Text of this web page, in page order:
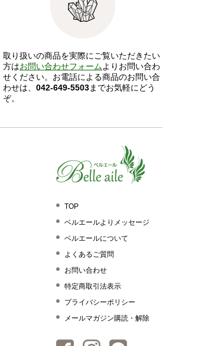
取り扱いの商品を実際にご覧いただきたい
方はお問い合わせフォームよりお問い合わ
せください。お電話による商品のお問い合
わせは、 042-649-5503までお気軽にどう
ぞ。
TOP
ベルエールよりメッセージ
ベルエールについて
よくあるご質問
お問い合わせ
特定商取引法表示
プライバシーポリシー
メールマガジン購読・解除